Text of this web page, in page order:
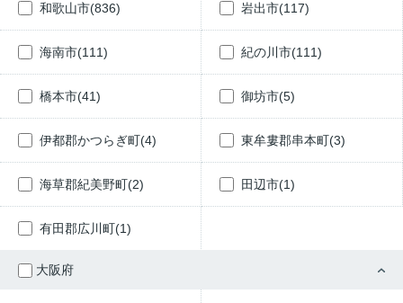
和歌山市(836) 岩出市(117)
海南市(111) 紀の川市(111)
橋本市(41) 御坊市(5)
伊都郡かつらぎ町(4) 東牟婁郡串本町(3)
海草郡紀美野町(2) 田辺市(1)
有田郡広川町(1)
大阪府